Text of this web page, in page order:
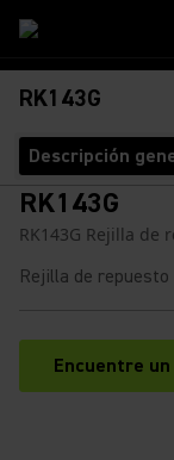
RK143G
Descripción
RK143G
RK143G Rejilla de
Rejilla de
Encuentre